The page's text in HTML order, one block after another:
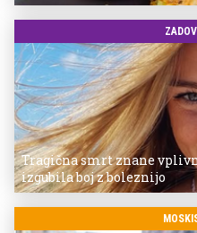
Tragična smrt znane
izgubila boj z boleznijo